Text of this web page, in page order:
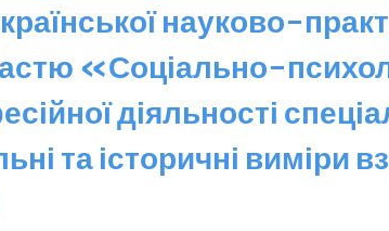
науково-
«Соціально-
діяльності
та історичні виміри